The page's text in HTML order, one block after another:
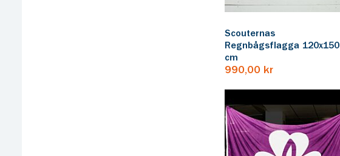
Scouternas
Regnbågsflagga 120x150
cm
990,00 kr